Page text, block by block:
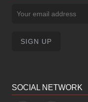
SOCIAL NETWORK